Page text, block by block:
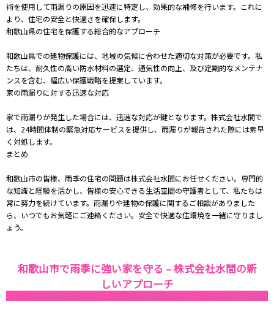
術を使用して雨漏りの原因を迅速に特定し、効果的な補修を行います。これに
より、住宅の安全と快適さを確保します。
和歌山県の住宅を保護する総合的なアプローチ
和歌山県での建物保護には、地域の気候に合わせた適切な対策が必要です。私
たちは、耐久性の高い防水材料の選定、通気性の向上、及び定期的なメンテナ
ンスを含む、幅広い保護戦略を提案しています。
家の雨漏りに対する迅速な対応
家で雨漏りが発生した場合には、迅速な対応が鍵となります。株式会社水間で
は、24時間体制の緊急対応サービスを提供し、雨漏りが報告された際には素早
く対処します。
まとめ
和歌山市の皆様、雨季の住宅の問題は株式会社水間にお任せください。専門的
な知識と経験を活かし、皆様の安心できる生活空間の守護者として、私たちは
常に努力を続けています。雨漏りや建物の保護に関するご相談がありました
ら、いつでもお気軽にご連絡ください。安全で快適な住環境を一緒に守りまし
ょう。
和歌山市で雨季に強い家を守る – 株式会社水間の新
しいアプローチ